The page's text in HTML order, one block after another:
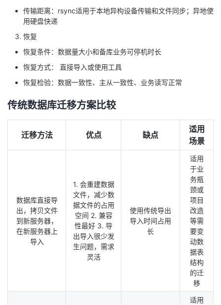
传输距离：rsync适用于本地异构设备传输和文件同步；异地使
用硬盘快递
恢复
恢复条件：数据量大小和备库业务可停机时长
恢复方式： 直接导入或使用工具
恢复检验：数据一致性、主从一致性、业务读写正常
传统数据库迁移方案比较
迁移方法 优点 缺点
适用
场景
数据库直接导
出，拷贝文件
到新服务器，
在新服务器上
导入
1. 会重建数据
文件，减少数
据文件的占用
空间 2. 兼容
性最好 3. 导
出导入很少发
生问题，需求
灵活
使用传统导出
导入时间占用
长
适用
于业
务瓶
颈或
项目
改造
等需
要变
动数
据表
结构
的迁
移
适用